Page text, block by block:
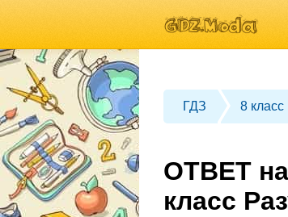
ГДЗ 8 класс
ОТВЕТ
класс